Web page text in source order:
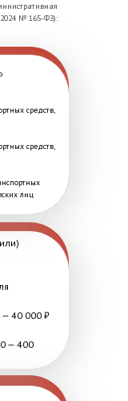
№ 165-ФЗ):
средств,
средств,
лиц
— 40 000 ₽
— 400